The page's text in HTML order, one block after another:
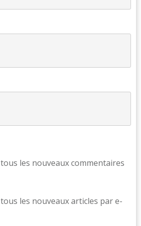
les nouveaux commentaires
les nouveaux articles par e-